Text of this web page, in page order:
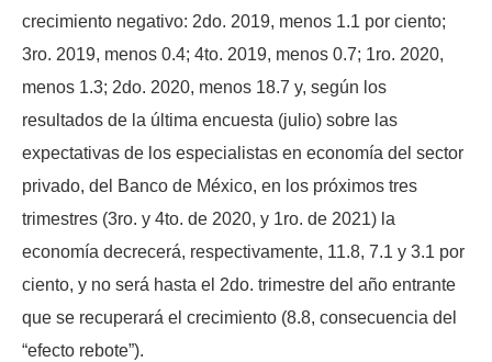
crecimiento negativo: 2do. 2019, menos 1.1 por ciento;
3ro. 2019, menos 0.4; 4to. 2019, menos 0.7; 1ro. 2020,
menos 1.3; 2do. 2020, menos 18.7 y, según los
resultados de la última encuesta (julio) sobre las
expectativas de los especialistas en economía del sector
privado, del Banco de México, en los próximos tres
trimestres (3ro. y 4to. de 2020, y 1ro. de 2021) la
economía decrecerá, respectivamente, 11.8, 7.1 y 3.1 por
ciento, y no será hasta el 2do. trimestre del año entrante
que se recuperará el crecimiento (8.8, consecuencia del
“efecto rebote”).